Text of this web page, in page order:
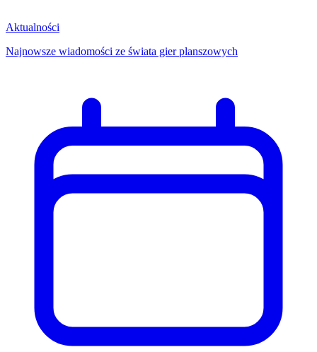
Aktualności
Najnowsze wiadomości ze świata gier planszowych